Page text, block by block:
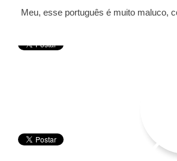
Meu, esse português é muito maluco,